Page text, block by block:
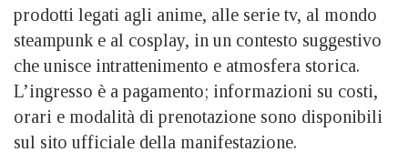
prodotti legati agli anime, alle serie tv, al mondo
steampunk e al cosplay, in un contesto suggestivo
che unisce intrattenimento e atmosfera storica.
L’ingresso è a pagamento; informazioni su costi,
orari e modalità di prenotazione sono disponibili
sul sito ufficiale della manifestazione.